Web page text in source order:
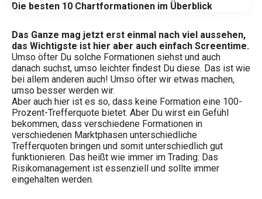
Die besten 10 Chartformationen im Überblick
Das Ganze mag jetzt erst einmal nach viel aussehen,
das Wichtigste ist hier aber auch einfach Screentime.
Umso öfter Du solche Formationen siehst und auch
danach suchst, umso leichter findest Du diese. Das ist wie
bei allem anderen auch! Umso öfter wir etwas machen,
umso besser werden wir.
Aber auch hier ist es so, dass keine Formation eine 100-
Prozent-Trefferquote bietet. Aber Du wirst ein Gefühl
bekommen, dass verschiedene Formationen in
verschiedenen Marktphasen unterschiedliche
Trefferquoten bringen und somit unterschiedlich gut
funktionieren. Das heißt wie immer im Trading: Das
Risikomanagement ist essenziell und sollte immer
eingehalten werden.